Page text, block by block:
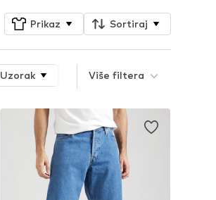
Prikaz Sortiraj
Uzorak Svojstva proizvoda
Više filtera